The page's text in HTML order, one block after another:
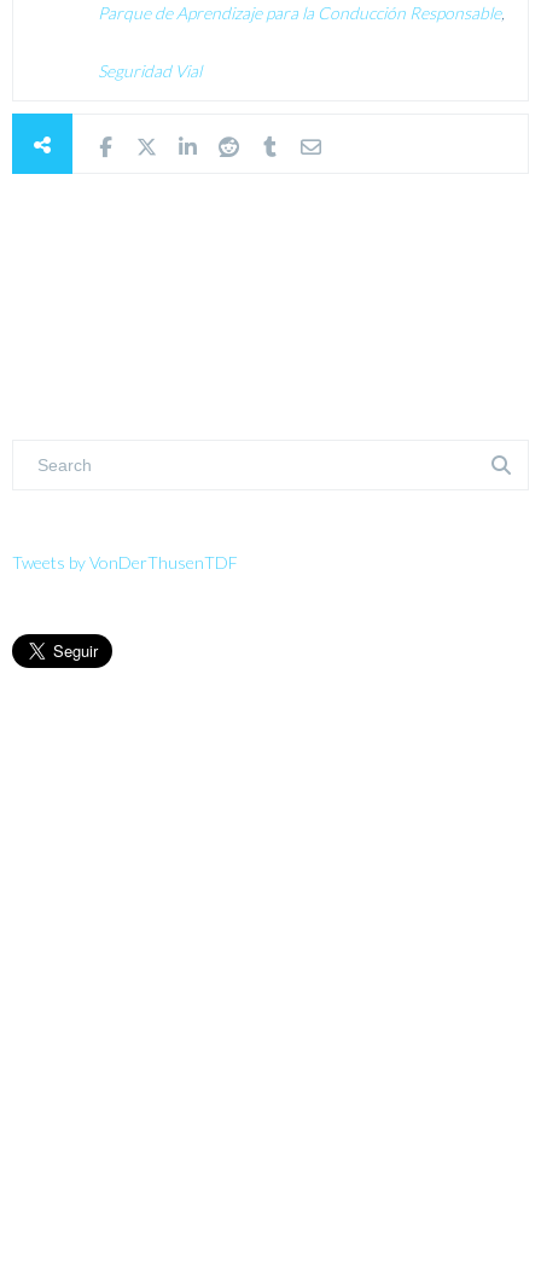
Parque de Aprendizaje para la Conducción Responsable,
Seguridad Vial
Tweets by VonDerThusenTDF